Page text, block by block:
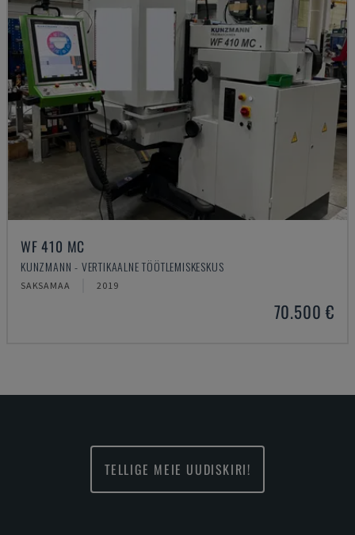
WF 410 MC
KUNZMANN - VERTIKAALNE TÖÖTLEMISKESKUS
SAKSAMAA 2019
70.500 €
TELLIGE MEIE UUDISKIRI!